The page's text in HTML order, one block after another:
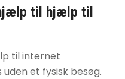
til
hjælp til
til internet
et fysisk besøg.